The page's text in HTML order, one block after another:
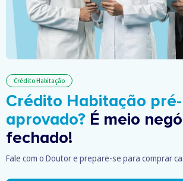
Crédito Habitação
Crédito Habitação pré-
aprovado? É meio
fechado!
Fale com o Doutor e prepare-se para comprar